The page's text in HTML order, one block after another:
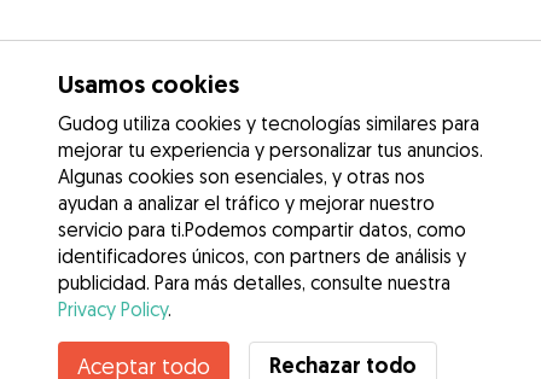
Usamos cookies
Gudog utiliza cookies y tecnologías similares para
mejorar tu experiencia y personalizar tus anuncios.
Algunas cookies son esenciales, y otras nos
ayudan a analizar el tráfico y mejorar nuestro
servicio para ti.Podemos compartir datos, como
identificadores únicos, con partners de análisis y
publicidad. Para más detalles, consulte nuestra
Privacy Policy.
Aceptar todo Rechazar todo